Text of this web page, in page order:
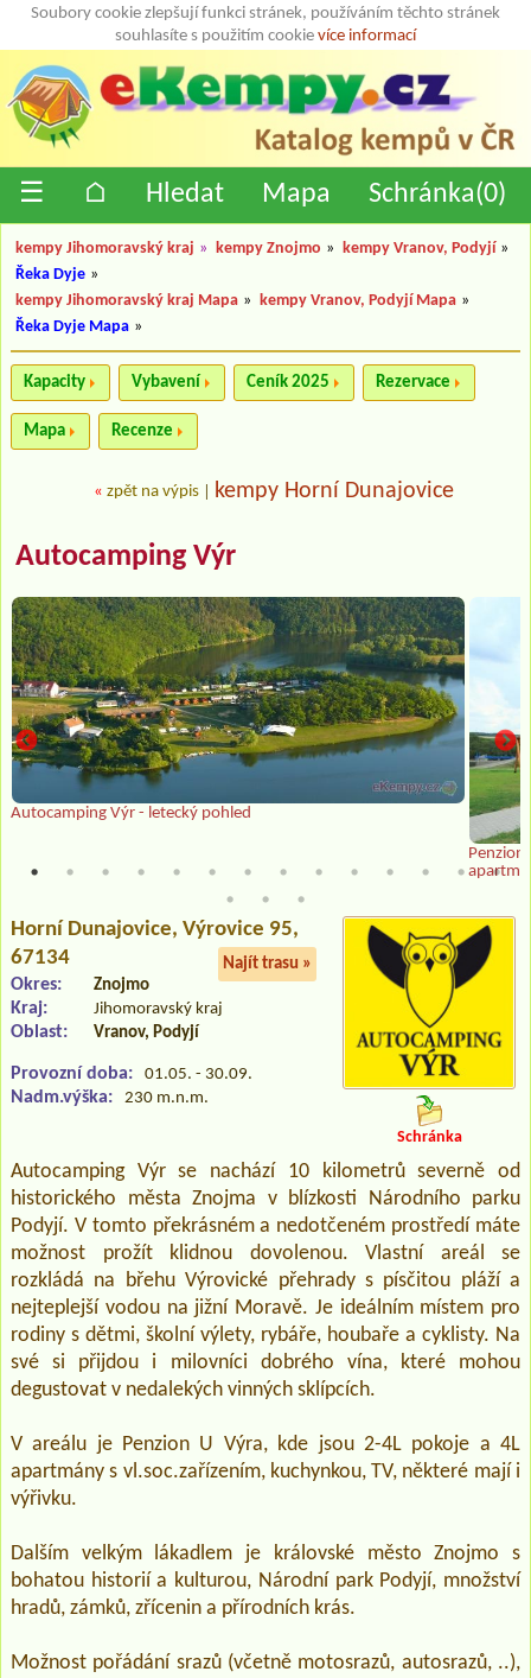
Soubory cookie zlepšují funkci stránek, používáním těchto stránek
souhlasíte s použitím cookie více informací
☰ ⌂ Hledat Mapa Schránka(0)
kempy Jihomoravský kraj » kempy Znojmo » kempy Vranov, Podyjí »
Řeka Dyje »
kempy Jihomoravský kraj Mapa » kempy Vranov, Podyjí Mapa »
Řeka Dyje Mapa »
Kapacity Vybavení Ceník 2025 Rezervace
Mapa Recenze
« zpět na výpis kempy Horní Dunajovice
Autocamping Výr
Autocamping Výr - letecký pohled
Penzion
Horní Dunajovice, Výrovice 95,
67134
Najít trasu »
Okres: Znojmo
Kraj: Jihomoravský kraj
Oblast: Vranov, Podyjí
Provozní doba: 01.05. - 30.09.
Nadm.výška: 230 m.n.m.
Schránka
Autocamping Výr se nachází 10 kilometrů severně od
historického města Znojma v blízkosti Národního parku
Podyjí. V tomto překrásném a nedotčeném prostředí máte
možnost prožít klidnou dovolenou. Vlastní areál se
rozkládá na břehu Výrovické přehrady s písčitou pláží a
nejteplejší vodou na jižní Moravě. Je ideálním místem pro
rodiny s dětmi, školní výlety, rybáře, houbaře a cyklisty. Na
své si přijdou i milovníci dobrého vína, které mohou
degustovat v nedalekých vinných sklípcích.
V areálu je Penzion U Výra, kde jsou 2-4L pokoje a 4L
apartmány s vl.soc.zařízením, kuchynkou, TV, některé mají i
výřivku.
Dalším velkým lákadlem je královské město Znojmo s
bohatou historií a kulturou, Národní park Podyjí, množství
hradů, zámků, zřícenin a přírodních krás.
Možnost pořádání srazů (včetně motosrazů, autosrazů, ..),